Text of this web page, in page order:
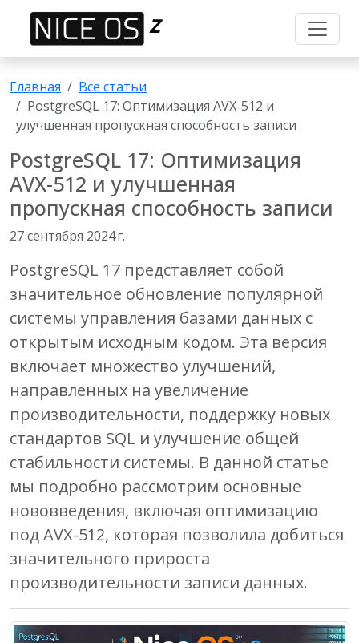
Z
Главная
Все статьи
PostgreSQL 17: Оптимизация AVX-512 и
улучшенная пропускная способность записи
PostgreSQL 17: Оптимизация
AVX-512 и улучшенная
пропускная способность записи
27 сентября 2024 г.
PostgreSQL 17 представляет собой
значительное обновление популярной
системы управления базами данных с
открытым исходным кодом. Эта версия
включает множество улучшений,
направленных на увеличение
производительности, поддержку новых
стандартов SQL и улучшение общей
стабильности системы. В данной статье
мы подробно рассмотрим основные
нововведения, включая оптимизацию
под AVX-512, которая позволила добиться
значительного прироста
производительности записи данных.